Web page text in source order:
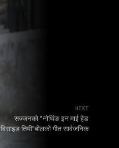
NEXT
सज्जनको “नोथिंङ इन माई हेड
बिसाइड तिमी”बोलको गीत सार्वजनिक